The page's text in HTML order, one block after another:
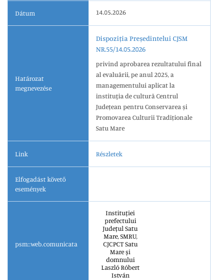
Dátum 14.05.2026
Határozat
megnevezése
Dispoziția Președintelui CJSM
NR.55/14.05.2026
privind aprobarea rezultatului final
al evaluării, pe anul 2025, a
managementului aplicat la
instituţia de cultură Centrul
Județean pentru Conservarea și
Promovarea Culturii Tradiționale
Satu Mare
Link Részletek
Elfogadást követő
események
psm::web.comunicata
Instituției
prefectului
Județul Satu
Mare, SMRU,
CJCPCT Satu
Mare și
domnului
Laszló Róbert
István